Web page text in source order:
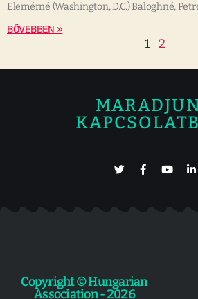
Elemérné (Washington, D.C.) Baloghné,
BŐVEBBEN »
1 2
Copyright © Hungarian
Association - 2026